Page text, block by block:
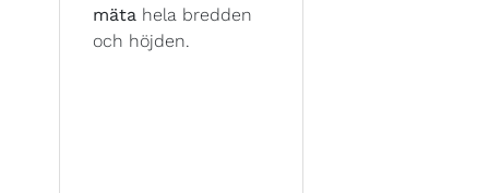
mäta hela bredden
och höjden.